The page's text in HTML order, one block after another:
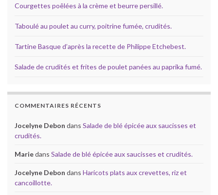
Courgettes poêlées à la crème et beurre persillé.
Taboulé au poulet au curry, poitrine fumée, crudités.
Tartine Basque d’après la recette de Philippe Etchebest.
Salade de crudités et frites de poulet panées au paprika fumé.
COMMENTAIRES RÉCENTS
Jocelyne Debon dans Salade de blé épicée aux saucisses et
crudités.
Mariedans Salade de blé épicée aux saucisses et crudités.
Jocelyne Debon dans Haricots plats aux crevettes, riz et
cancoillotte.